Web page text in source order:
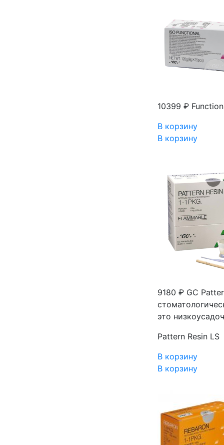
10399 ₽
В корзину
В корзину
9180 ₽ GC
это
Pattern Resin LS
В корзину
В корзину